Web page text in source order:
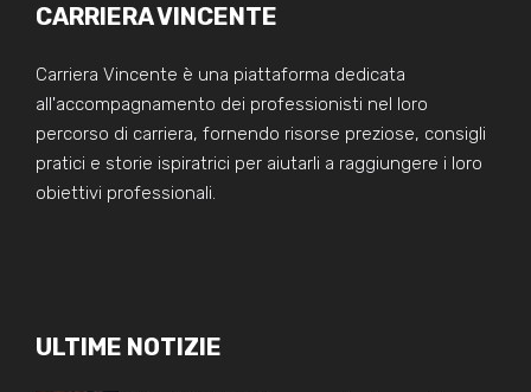
CARRIERA VINCENTE
Carriera Vincente è una piattaforma dedicata
all'accompagnamento dei professionisti nel loro
percorso di carriera, fornendo risorse preziose, consigli
pratici e storie ispiratrici per aiutarli a raggiungere i loro
obiettivi professionali.
ULTIME NOTIZIE